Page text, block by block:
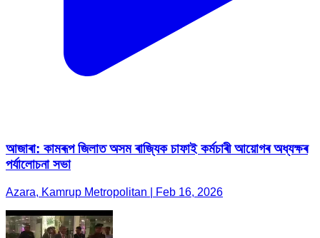
আজাৰা: কামৰূপ জিলাত অসম ৰাজ্যিক চাফাই কৰ্মচাৰী আয়োগৰ অধ্যক্ষৰ
পৰ্যালোচনা সভা
Azara, Kamrup Metropolitan | Feb 16, 2026